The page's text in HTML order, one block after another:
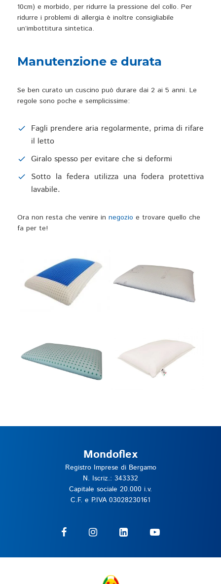
10cm) e morbido, per ridurre la pressione del collo. Per
ridurre i problemi di allergia è inoltre consigliabile
un’imbottitura sintetica.
Manutenzione e durata
Se ben curato un cuscino può durare dai 2 ai 5 anni. Le
regole sono poche e semplicissime:
Fagli prendere aria regolarmente, prima di rifare
il letto
Giralo spesso per evitare che si deformi
Sotto la federa utilizza una fodera protettiva
lavabile.
Ora non resta che venire in negozio e trovare quello che
fa per te!
Mondoflex
Registro Imprese di Bergamo
N. Iscriz.: 343332
Capitale sociale 20.000 i.v.
C.F. e P.IVA 03028230161